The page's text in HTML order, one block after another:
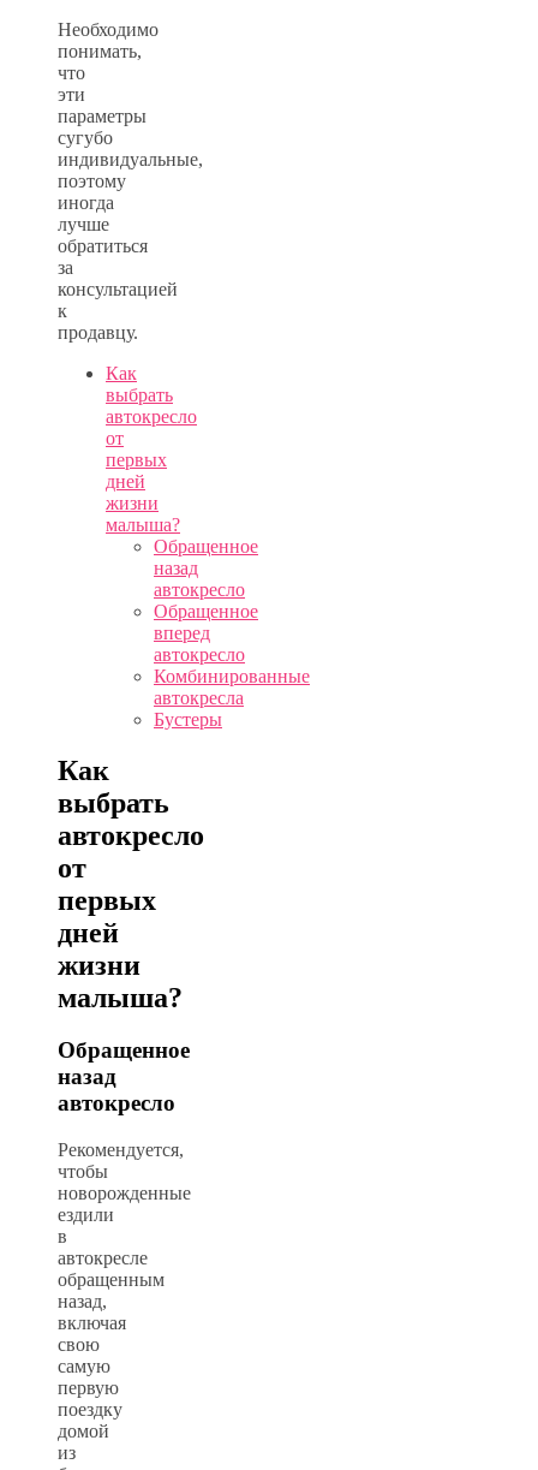
Необходимо
понимать,
что
эти
параметры
сугубо
индивидуальные,
поэтому
иногда
лучше
обратиться
за
консультацией
к
продавцу.
Как
выбрать
автокресло
от
первых
дней
жизни
малыша?
Обращенное
назад
автокресло
Обращенное
вперед
автокресло
Комбинированные
автокресла
Бустеры
Как
выбрать
автокресло
от
первых
дней
жизни
малыша?
Обращенное
назад
автокресло
Рекомендуется,
чтобы
новорожденные
ездили
в
автокресле
обращенным
назад,
включая
свою
самую
первую
поездку
домой
из